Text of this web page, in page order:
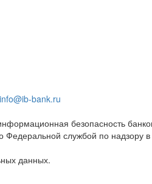
info@ib-bank.ru
безопасность
Федеральной службой по надзору
данных.